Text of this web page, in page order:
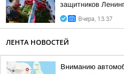
защитников
Вчера, 13:37
ЛЕНТА НОВОСТЕЙ
Вниманию